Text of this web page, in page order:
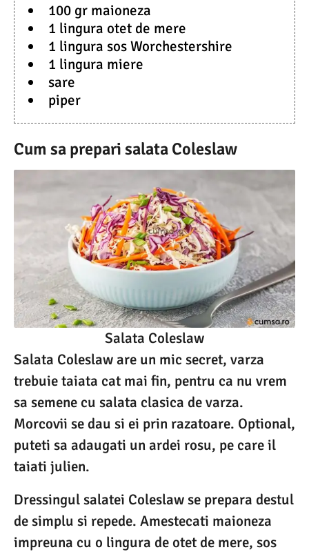
100 gr maioneza
1 lingura otet de mere
1 lingura sos Worchestershire
1 lingura miere
sare
piper
Cum sa prepari salata Coleslaw
Salata Coleslaw
Salata Coleslaw are un mic secret, varza
trebuie taiata cat mai fin, pentru ca nu vrem
sa semene cu salata clasica de varza.
Morcovii se dau si ei prin razatoare. Optional,
puteti sa adaugati un ardei rosu, pe care il
taiati julien.
Dressingul salatei Coleslaw se prepara destul
de simplu si repede. Amestecati maioneza
impreuna cu o lingura de otet de mere, sos